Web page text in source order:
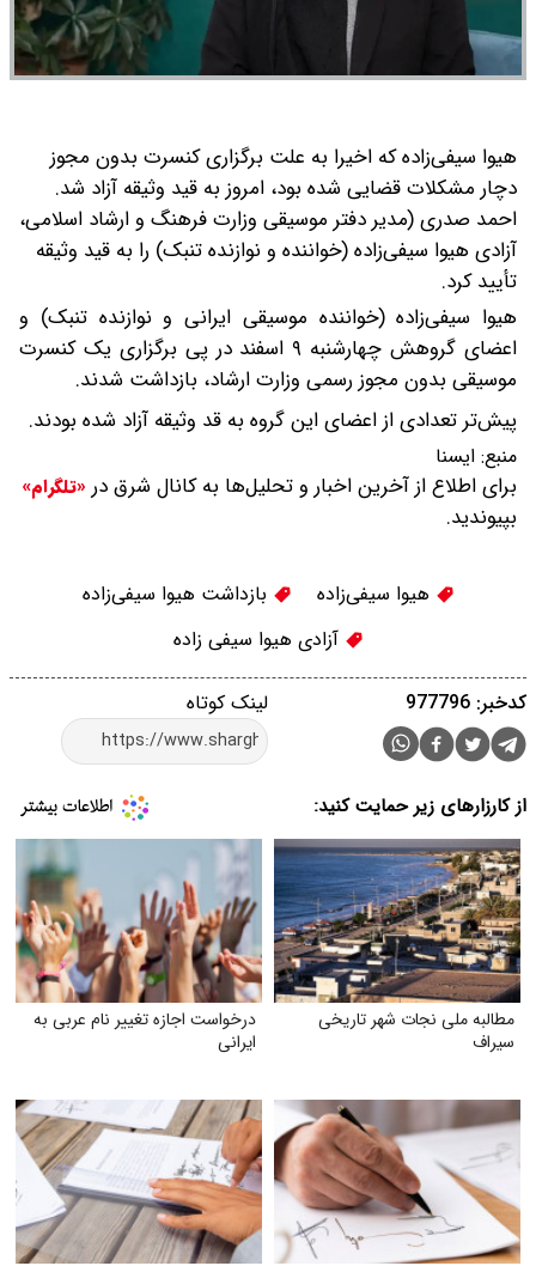
هیوا سیفی‌زاده که اخیرا به علت برگزاری کنسرت بدون مجوز
دچار مشکلات قضایی شده بود، امروز به قید وثیقه آزاد شد.
احمد صدری (مدیر دفتر موسیقی وزارت فرهنگ و ارشاد اسلامی،
آزادی هیوا سیفی‌زاده (خواننده و نوازنده تنبک) را به قید وثیقه
تأیید کرد.
هیوا سیفی‌زاده (خواننده موسیقی ایرانی و نوازنده تنبک) و
اعضای گروهش چهارشنبه ۹ اسفند در پی برگزاری یک کنسرت
موسیقی بدون مجوز رسمی وزارت ارشاد، بازداشت شدند.
پیش‌تر تعدادی از اعضای این گروه به قد وثیقه آزاد شده بودند.
منبع: ایسنا
برای اطلاع از آخرین اخبار و تحلیل‌ها به کانال شرق در «تلگرام»
بپیوندید.
هیوا سیفی‌زاده
بازداشت هیوا سیفی‌زاده
آزادی هیوا سیفی زاده
لینک کوتاه کدخبر: 977796
از کارزارهای زیر حمایت کنید:
مطالبه ملی نجات شهر تاریخی
سیراف
درخواست اجازه تغییر نام عربی به
ایرانی